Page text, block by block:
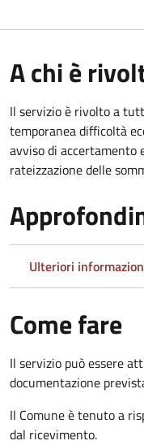
A chi è
Il servizio è rivolto a
temporanea difficoltà
avviso di accertamento
rateizzazione delle
Ulteriori
Come fare
Il servizio può essere
documentazione
Il Comune è tenuto a
dal ricevimento.